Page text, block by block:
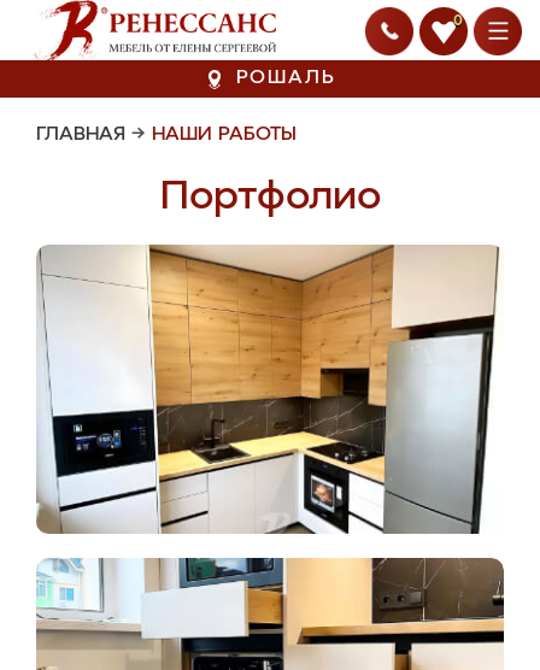
0
РОШАЛЬ
ГЛАВНАЯ → НАШИ РАБОТЫ
Портфолио